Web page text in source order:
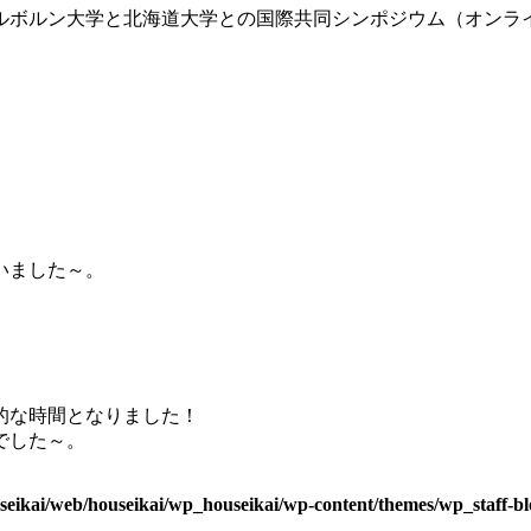
ルン大学と北海道大学との国際共同シンポジウム（オン
した～。
時間となりました！
た～。
web/houseikai/wp_houseikai/wp-content/themes/wp_staff-